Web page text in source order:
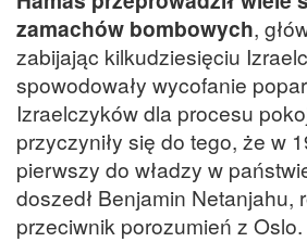
zamachów bombowych,
zabijając kilkudziesięciu
spowodowały wycofanie
Izraelczyków dla procesu
przyczyniły się do tego, że w
pierwszy do władzy w
doszedł Benjamin Netanjahu,
przeciwnik porozumień z Oslo.